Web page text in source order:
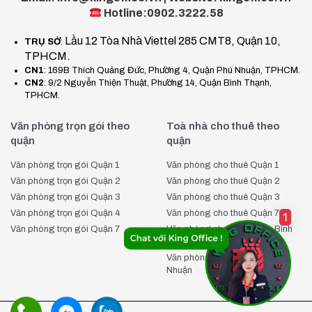
Hotline:0902.3222.58
TRỤ SỞ: Lầu 12 Tòa Nhà Viettel 285 CMT8, Quận 10,
TPHCM.
CN1: 169B Thích Quảng Đức, Phường 4, Quận Phú Nhuận, TPHCM.
CN2: 9/2 Nguyễn Thiện Thuật, Phường 14, Quận Bình Thạnh,
TPHCM.
Văn phòng trọn gói theo
quận
Văn phòng trọn gói Quận 1
Văn phòng trọn gói Quận 2
Văn phòng trọn gói Quận 3
Văn phòng trọn gói Quận 4
Văn phòng trọn gói Quận 7
Toà nhà cho thuê theo
quận
Văn phòng cho thuê Quận 1
Văn phòng cho thuê Quận 2
Văn phòng cho thuê Quận 3
Văn phòng cho thuê Quận 7
Văn phòng cho thuê Quận Bình
Thạnh
Văn phòng cho thuê Quận Phú
Nhuận
1